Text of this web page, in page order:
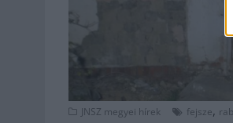
JNSZ megyei hírek fejsze,